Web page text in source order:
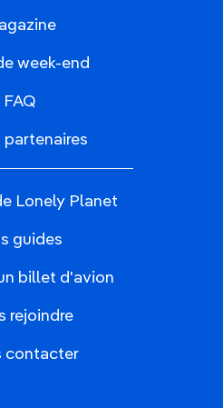
week-end
FAQ
partenaires
Lonely Planet
guides
billet d'avion
rejoindre
contacter